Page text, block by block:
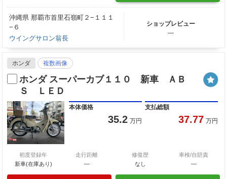
沖縄県 那覇市首里石嶺町２−１１１
−６
ウイングサロン翁長
ショップレビュー
―
ホンダ 複数画像
ホンダ スーパーカブ１１０ 新車 ＡＢ
Ｓ ＬＥＤ
本体価格
35.2 万円
支払総額
37.77 万円
初度登録年
新車(在庫あり)
走行距離
―
修復歴
なし
車検/自賠責
―